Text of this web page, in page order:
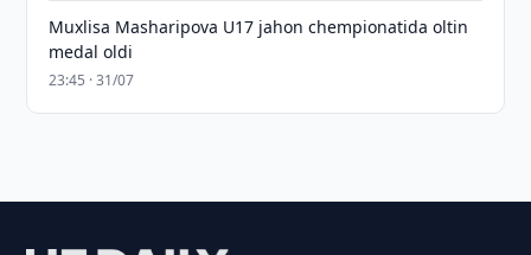
Muxlisa Masharipova U17 jahon chempionatida oltin
medal oldi
23:45 · 31/07